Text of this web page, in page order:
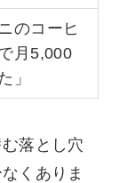
のコーヒ
月5,000
」
落とし穴
くありま